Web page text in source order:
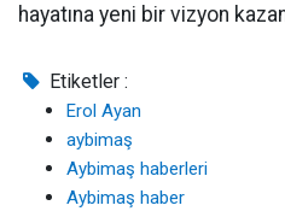
hayatına yeni bir vizyon
Etiketler :
Erol Ayan
aybimaş
Aybimaş haberleri
Aybimaş haber